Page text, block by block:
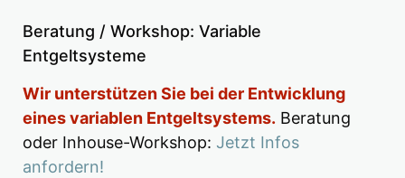
Beratung / Workshop: Variable
Entgeltsysteme
Wir unterstützen Sie bei der Entwicklung
eines variablen Entgeltsystems. Beratung
oder Inhouse-Workshop: Jetzt Infos
anfordern!